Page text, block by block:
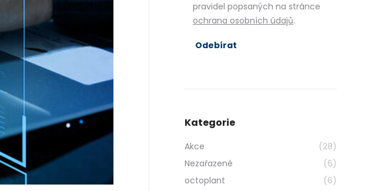
pravidel popsaných na stránce
ochrana osobních údajů.
Kategorie
Akce
(28)
Nezařazené
(6)
octoplant
(6)